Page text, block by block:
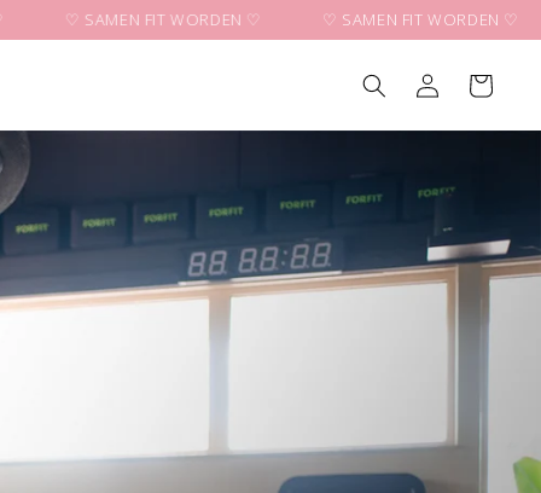
♡ SAMEN FIT WORDEN ♡ ♡ SAMEN FIT WORDEN ♡
InloggenWinkelwagen